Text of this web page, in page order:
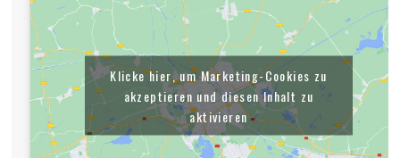
Klicke hier, um Marketing-Cookies zu
akzeptieren und diesen Inhalt zu
aktivieren